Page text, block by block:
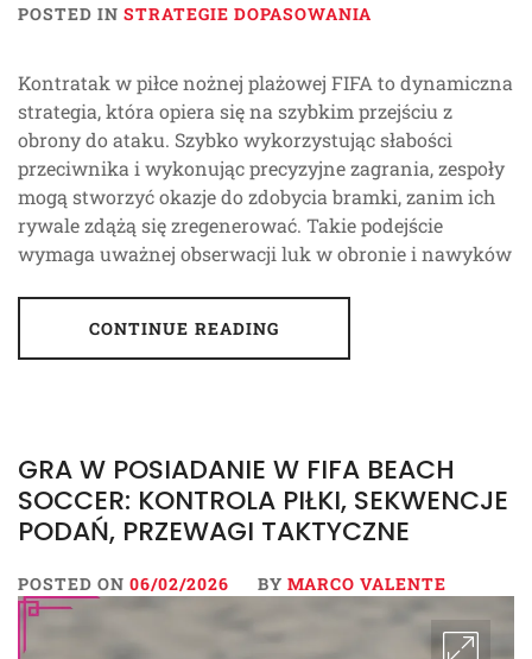
POSTED IN STRATEGIE DOPASOWANIA
Kontratak w piłce nożnej plażowej FIFA to dynamiczna
strategia, która opiera się na szybkim przejściu z
obrony do ataku. Szybko wykorzystując słabości
przeciwnika i wykonując precyzyjne zagrania, zespoły
mogą stworzyć okazje do zdobycia bramki, zanim ich
rywale zdążą się zregenerować. Takie podejście
wymaga uważnej obserwacji luk w obronie i nawyków
CONTINUE READING
GRA W POSIADANIE W FIFA BEACH
SOCCER: KONTROLA PIŁKI, SEKWENCJE
PODAŃ, PRZEWAGI TAKTYCZNE
POSTED ON 06/02/2026 BY MARCO VALENTE